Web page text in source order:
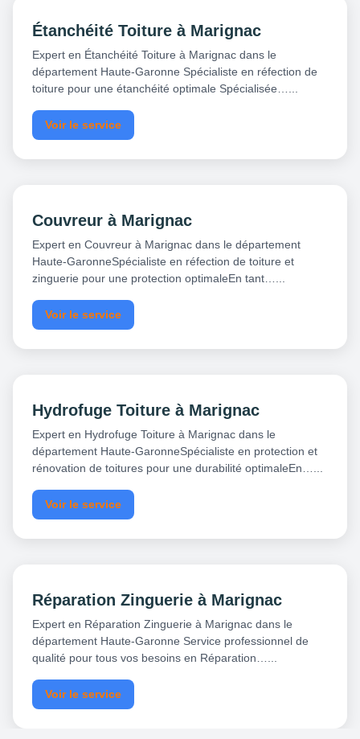
Étanchéité Toiture à Marignac
Expert en Étanchéité Toiture à Marignac dans le
département Haute-Garonne Spécialiste en réfection de
toiture pour une étanchéité optimale Spécialisée…...
Voir le service
Couvreur à Marignac
Expert en Couvreur à Marignac dans le département
Haute-GaronneSpécialiste en réfection de toiture et
zinguerie pour une protection optimaleEn tant…...
Voir le service
Hydrofuge Toiture à Marignac
Expert en Hydrofuge Toiture à Marignac dans le
département Haute-GaronneSpécialiste en protection et
rénovation de toitures pour une durabilité optimaleEn…...
Voir le service
Réparation Zinguerie à Marignac
Expert en Réparation Zinguerie à Marignac dans le
département Haute-Garonne Service professionnel de
qualité pour tous vos besoins en Réparation…...
Voir le service